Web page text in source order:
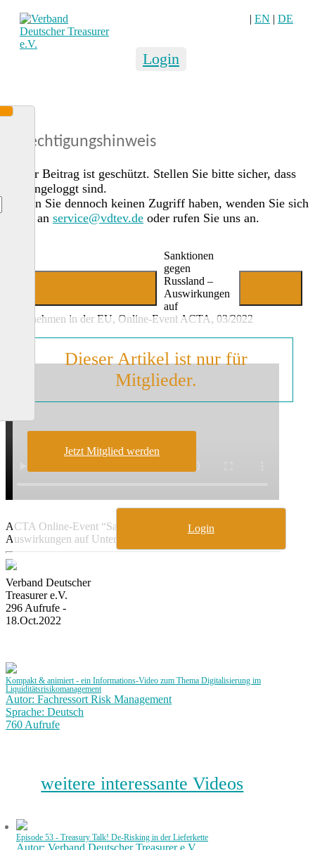
| EN | DE
Login
Berechtigungshinweis
Dieser Beitrag ist geschützt. Stellen Sie bitte sicher, dass
Sie eingeloggt sind.
Sollten Sie dennoch keinen Zugriff haben, wenden Sie sich
gerne an service@vdtev.de oder rufen Sie uns an.
Sanktionen
gegen
Russland –
Auswirkungen
auf
Unternehmen in der EU, Online-Event ACTA, 03/2022
Dieser Artikel ist nur für
Mitglieder.
Jetzt Mitglied werden
Login
ACTA Online-Event “Sanktionen gegen Russland –
Auswirkungen auf Unternehmen in der EU”
Verband Deutscher
Treasurer e.V.
296 Aufrufe -
18.Oct.2022
Kompakt & animiert - ein Informations-Video zum Thema Digitalisierung im
Liquiditätsrisikomanagement
Autor: Fachressort Risk Management
Sprache: Deutsch
760 Aufrufe
weitere interessante Videos
Episode 53 - Treasury Talk! De-Risking in der Lieferkette